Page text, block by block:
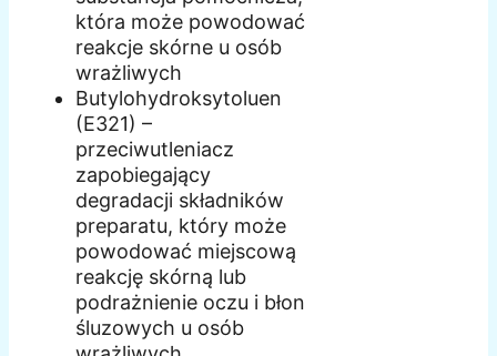
która może powodować
reakcje skórne u osób
wrażliwych
Butylohydroksytoluen
(E321) –
przeciwutleniacz
zapobiegający
degradacji składników
preparatu, który może
powodować miejscową
reakcję skórną lub
podrażnienie oczu i błon
śluzowych u osób